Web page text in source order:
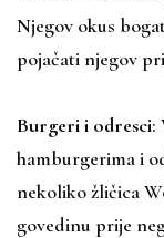
Njegov okus
pojačati njegov
Burgeri i odresci:
hamburgerima i
nekoliko žličica
govedinu prije